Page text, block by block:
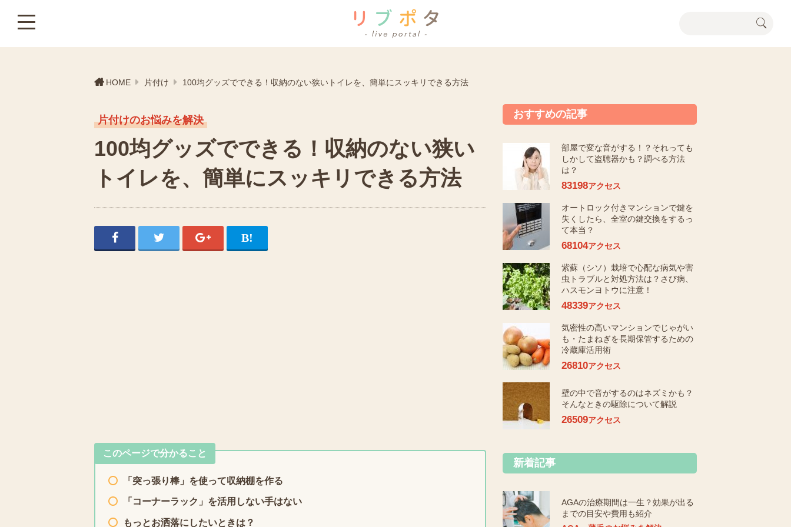
HOME 片付け 100均グッズでできる！収納のない狭いトイレを、簡単にスッキリできる方法
片付けのお悩みを解決
100均グッズでできる！収納のない狭い
トイレを、簡単にスッキリできる方法
このページで分かること
「突っ張り棒」を使って収納棚を作る
「コーナーラック」を活用しない手はない
もっとお洒落にしたいときは？
おすすめの記事
部屋で変な音がする！？それっても
しかして盗聴器かも？調べる方法
は？
83198アクセス
オートロック付きマンションで鍵を
失くしたら、全室の鍵交換をするっ
て本当？
68104アクセス
紫蘇（シソ）栽培で心配な病気や害
虫トラブルと対処方法は？さび病、
ハスモンヨトウに注意！
48339アクセス
気密性の高いマンションでじゃがい
も・たまねぎを長期保管するための
冷蔵庫活用術
26810アクセス
壁の中で音がするのはネズミかも？
そんなときの駆除について解説
26509アクセス
新着記事
AGAの治療期間は一生？効果が出る
までの目安や費用も紹介